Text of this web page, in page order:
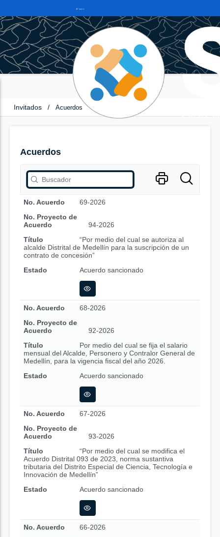
Invitados / Acuerdos
Acuerdos
No. Acuerdo
69-2026
No. Proyecto de
Acuerdo
94-2026
Título
“Por medio del cual se autoriza al
alcalde Distrital de Medellín para la suscripción de un
contrato de concesión”
Estado
Acuerdo sancionado
No. Acuerdo
68-2026
No. Proyecto de
Acuerdo
92-2026
Título
Por medio del cual se fija el salario
mensual del Alcalde, Personero y Contralor General de
Medellín, para la vigencia fiscal del año 2026.
Estado
Acuerdo sancionado
No. Acuerdo
67-2026
No. Proyecto de
Acuerdo
93-2026
Título
“Por medio del cual se modifica el
Acuerdo Distrital 093 de 2023, norma sustantiva
tributaria del Distrito Especial de Ciencia, Tecnología e
Innovación de Medellín”
Estado
Acuerdo sancionado
No. Acuerdo
66-2026